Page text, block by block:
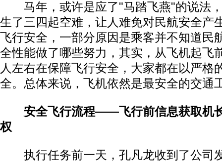
马年，或许是应了"马踏飞燕"的说法，
生了三四起空难，让人难免对民航安全产
飞行安全，一部分原因是乘客并不知道民
全性能做了哪些努力，其实，从飞机起飞
人左右在保障飞行安全，大家都在以严格
全。总体来说，飞机依然是最安全的交通
安全飞行流程——飞行前信息获取机
权
执行任务前一天，孔凡龙收到了公司